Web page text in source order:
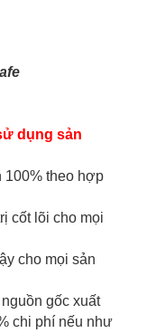
dụng sản
100% theo hợp
cốt lõi cho mọi
cho mọi sản
gốc xuất
chi phí nếu như